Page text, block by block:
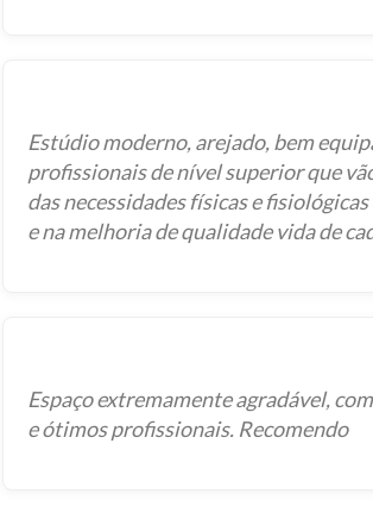
Estúdio moderno, arejado, bem
profissionais de nível superior que
das necessidades físicas e
e na melhoria de qualidade vida de
Espaço extremamente agradável,
e ótimos profissionais. Recomendo